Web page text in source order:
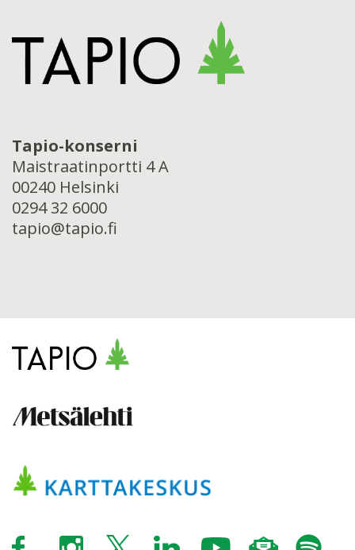
Tapio-konserni
Maistraatinportti 4 A
00240 Helsinki
0294 32 6000
tapio@tapio.fi